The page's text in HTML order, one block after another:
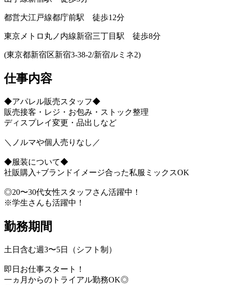
都営大江戸線都庁前駅 徒歩12分
東京メトロ丸ノ内線新宿三丁目駅 徒歩8分
(東京都新宿区新宿3‐38‐2/新宿ルミネ2)
仕事内容
◆アパレル販売スタッフ◆
販売接客・レジ・お包み・ストック整理
ディスプレイ変更・品出しなど
＼ノルマや個人売りなし／
◆服装について◆
社販購入+ブランドイメージ合った私服ミックスOK
◎20〜30代女性スタッフさん活躍中！
※学生さんも活躍中！
勤務期間
土日含む週3〜5日（シフト制）
即日お仕事スタート！
一ヵ月からのトライアル勤務OK◎